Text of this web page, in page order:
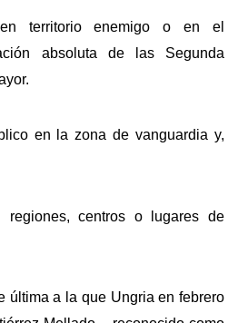
en territorio enemigo o en el
absoluta de las Segunda
en la zona de vanguardia y,
regiones, centros o lugares de
última a la que Ungria en febrero